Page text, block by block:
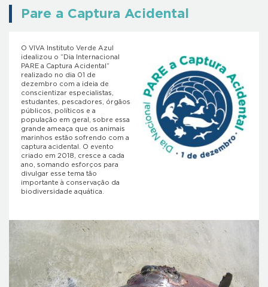
Pare a Captura Acidental
O VIVA Instituto Verde Azul
idealizou o “Dia Internacional
PARE a Captura Acidental”
realizado no dia 01 de
dezembro com a ideia de
conscientizar especialistas,
estudantes, pescadores, órgãos
públicos, políticos e a
população em geral, sobre essa
grande ameaça que os animais
marinhos estão sofrendo com a
captura acidental. O evento
criado em 2018, cresce a cada
ano, somando esforços para
divulgar esse tema tão
importante à conservação da
biodiversidade aquática.